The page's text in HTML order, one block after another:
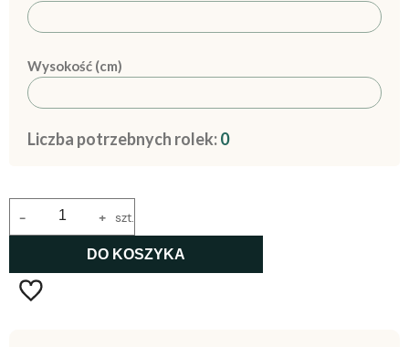
Wysokość (cm)
Liczba potrzebnych rolek:0
+
- szt.
DO KOSZYKA